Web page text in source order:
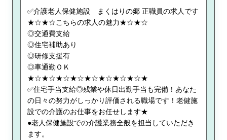
✅介護老人保健施設 まくはりの郷 正職員の求人です
★☆★☆こちらの求人の魅力★☆★☆
◎交通費支給
◎住宅補助あり
◎研修支援有
◎車通勤ＯＫ
★☆★☆★☆★☆★☆★☆★☆★☆★
✅住宅手当支給◎残業や休日出勤手当も完備！あなた
の日々の努力がしっかり評価される職場です！老健施
設での介護のお仕事をお任せします★
●老人保健施設での介護業務全般を担当していただき
ます。